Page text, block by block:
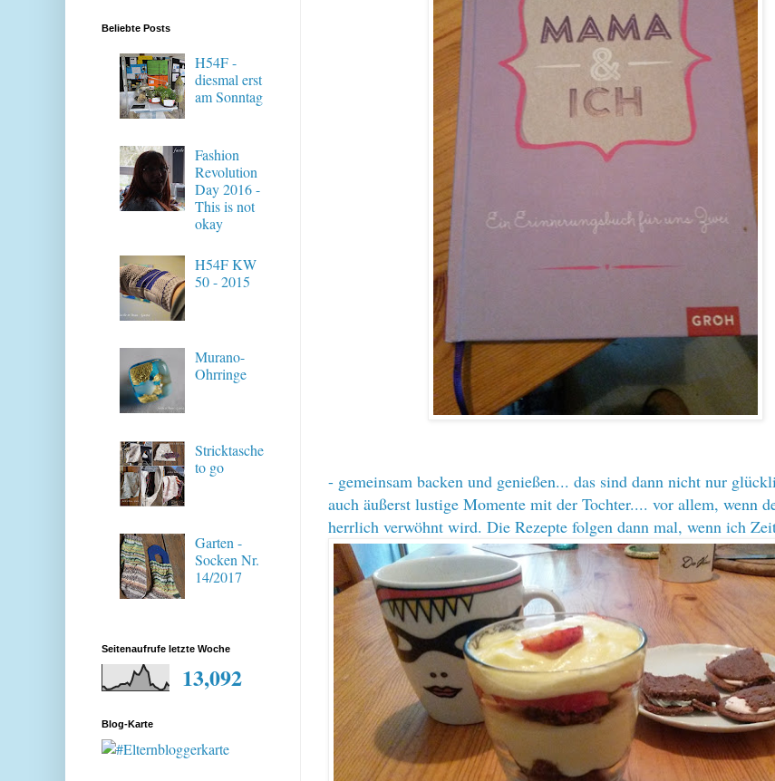
- gemeinsam backen und genießen... das sind dann nicht nur
auch äußerst lustige Momente mit der Tochter.... vor allem, wenn
herrlich verwöhnt wird. Die Rezepte folgen dann mal, wenn ich
Beliebte Posts
H54F -
diesmal erst
am Sonntag
Fashion
Revolution
Day 2016 -
This is not
okay
H54F KW
50 - 2015
Murano-
Ohrringe
Stricktasche
to go
Garten -
Socken Nr.
14/2017
Seitenaufrufe letzte Woche
13,092
Blog-Karte